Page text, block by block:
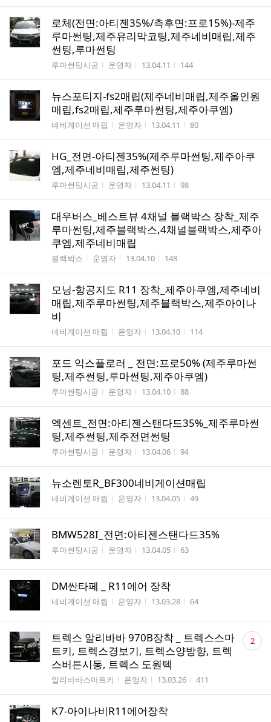
로체(전면:아티젠35%/측후면:프로15%)-제주
루마썬팅,제주유리막코팅,제주네비매립,제주
썬팅,루마썬팅
게시판명
루마썬팅시공 작성자
운영자 작성시간
13.04.11 조회수
144
뉴스포티지-fs2매립(제주네비매립,제주올인원
매립,fs2매립,제주루마썬팅,제주아쿠엠)
게시판명
네비게이션 매립 작성자
운영자 작성시간
13.04.11 조회수
80
HG_전면-아티젠35%(제주루마썬팅,제주아쿠
엠,제주네비매립,제주썬팅)
게시판명
루마썬팅시공 작성자
운영자 작성시간
13.04.11 조회수
98
대우버스_베스트뷰 4채널 블랙박스 장착_제주
루마썬팅,제주블랙박스,4채널블랙박스,제주아
쿠엠,제주네비매립
게시판명
블랙박스 작성자
운영자 작성시간
13.04.10 조회수
148
모닝-항공지도 R11 장착_제주아쿠엠,제주네비
매립,제주루마썬팅,제주블랙박스,제주아이나
비
게시판명
네비게이션 매립 작성자
운영자 작성시간
13.04.10 조회수
114
포드 익스플로러 _ 전면:프로50% (제주루마썬
팅,제주썬팅,루마썬팅,제주아쿠엠)
게시판명
루마썬팅시공 작성자
운영자 작성시간
13.04.10 조회수
88
엑센트_전면:아티젠스탠다드35%_제주루마썬
팅,제주썬팅,제주전면썬팅
게시판명
루마썬팅시공 작성자
운영자 작성시간
13.04.06 조회수
94
뉴소렌토R_BF300네비게이션매립
게시판명
네비게이션 매립 작성자
운영자 작성시간
13.04.05 조회수
49
BMW528I_전면:아티젠스탠다드35%
게시판명
루마썬팅시공 작성자
운영자 작성시간
13.04.05 조회수
63
DM싼타페 _ R11에어 장착
게시판명
네비게이션 매립 작성자
운영자 작성시간
13.03.28 조회수
64
트렉스 알리바바 970B장착 _ 트렉스스마
트키, 트렉스경보기, 트렉스양방향, 트렉
스버튼시동, 트렉스 도원텍
게시판명
알리바바스마트키 작성자
운영자 작성시간
13.03.26 조회수
411
댓
글 2
K7-아이나비R11에어장착